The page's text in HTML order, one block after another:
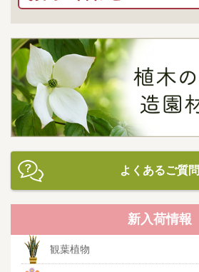
よくあるご質問
新入荷情報
観葉植物